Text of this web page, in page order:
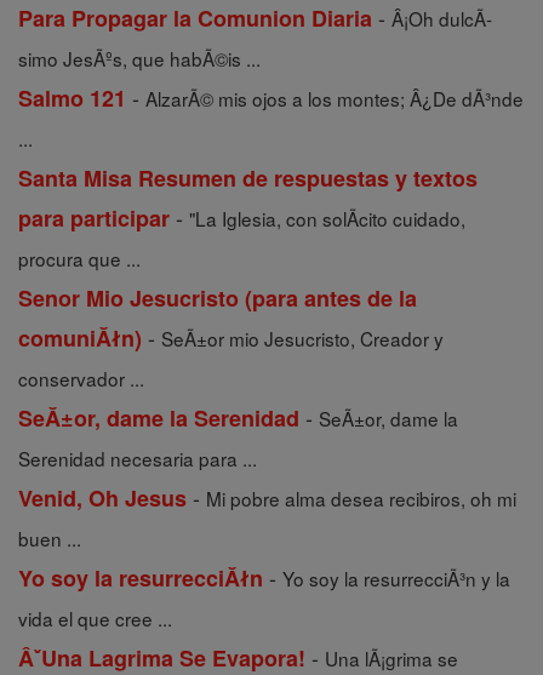
Para Propagar la Comunion Diaria - Â¡Oh dulcÃ­
simo JesÃºs, que habÃ©is ...
Salmo 121 - AlzarÃ© mis ojos a los montes; Â¿De dÃ³nde
...
Santa Misa Resumen de respuestas y textos
para participar - "La Iglesia, con solÃ­cito cuidado,
procura que ...
Senor Mio Jesucristo (para antes de la
comuniĂłn) - SeÃ±or mio Jesucristo, Creador y
conservador ...
SeĂ±or, dame la Serenidad - SeÃ±or, dame la
Serenidad necesaria para ...
Venid, Oh Jesus - Mi pobre alma desea recibiros, oh mi
buen ...
Yo soy la resurrecciĂłn - Yo soy la resurrecciÃ³n y la
vida el que cree ...
ÂˇUna Lagrima Se Evapora! - Una lÃ¡grima se